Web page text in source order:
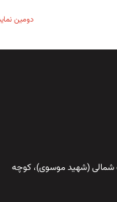
دومین
شمالی (شهید موسوی)، کوچه